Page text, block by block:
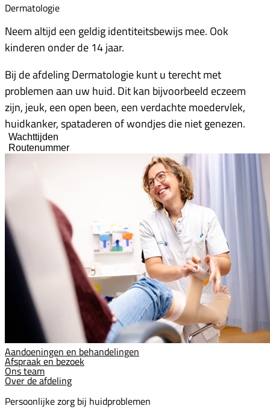
Dermatologie
Neem altijd een geldig identiteitsbewijs mee. Ook
kinderen onder de 14 jaar.
Bij de afdeling Dermatologie kunt u terecht met
problemen aan uw huid. Dit kan bijvoorbeeld eczeem
zijn, jeuk, een open been, een verdachte moedervlek,
huidkanker, spataderen of wondjes die niet genezen.
Wachttijden
Routenummer
Aandoeningen en behandelingen
Afspraak en bezoek
Ons team
Over de afdeling
Persoonlijke zorg bij huidproblemen